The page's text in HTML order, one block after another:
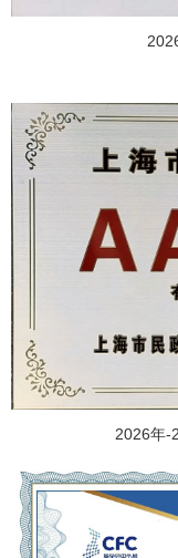
2026年-